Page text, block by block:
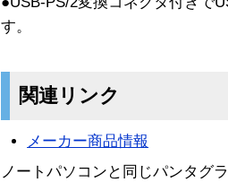
す。
関連リンク
メーカー商品情報
ノートパソコンと同じパンタグ